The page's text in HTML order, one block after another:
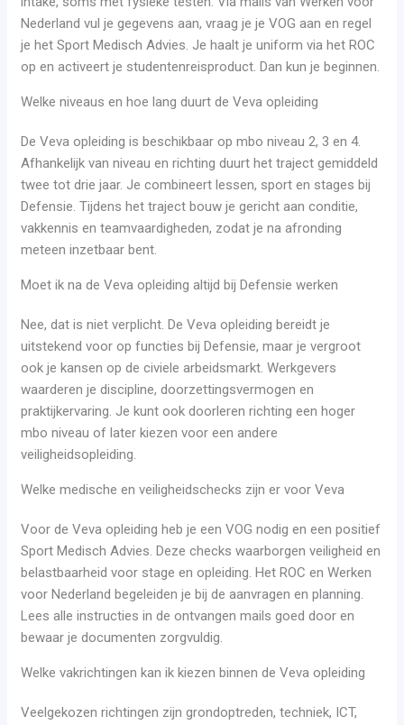
Nederland vul je gegevens aan, vraag je je VOG aan en regel
je het Sport Medisch Advies. Je haalt je uniform via het ROC
op en activeert je studentenreisproduct. Dan kun je beginnen.
Welke niveaus en hoe lang duurt de Veva opleiding
De Veva opleiding is beschikbaar op mbo niveau 2, 3 en 4.
Afhankelijk van niveau en richting duurt het traject gemiddeld
twee tot drie jaar. Je combineert lessen, sport en stages bij
Defensie. Tijdens het traject bouw je gericht aan conditie,
vakkennis en teamvaardigheden, zodat je na afronding
meteen inzetbaar bent.
Moet ik na de Veva opleiding altijd bij Defensie werken
Nee, dat is niet verplicht. De Veva opleiding bereidt je
uitstekend voor op functies bij Defensie, maar je vergroot
ook je kansen op de civiele arbeidsmarkt. Werkgevers
waarderen je discipline, doorzettingsvermogen en
praktijkervaring. Je kunt ook doorleren richting een hoger
mbo niveau of later kiezen voor een andere
veiligheidsopleiding.
Welke medische en veiligheidschecks zijn er voor Veva
Voor de Veva opleiding heb je een VOG nodig en een positief
Sport Medisch Advies. Deze checks waarborgen veiligheid en
belastbaarheid voor stage en opleiding. Het ROC en Werken
voor Nederland begeleiden je bij de aanvragen en planning.
Lees alle instructies in de ontvangen mails goed door en
bewaar je documenten zorgvuldig.
Welke vakrichtingen kan ik kiezen binnen de Veva opleiding
Veelgekozen richtingen zijn grondoptreden, techniek, ICT,